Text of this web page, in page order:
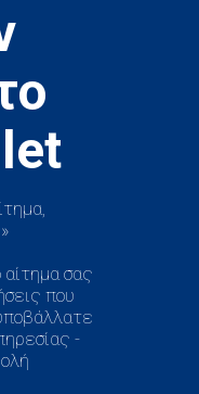
αίτημα σας
που
-